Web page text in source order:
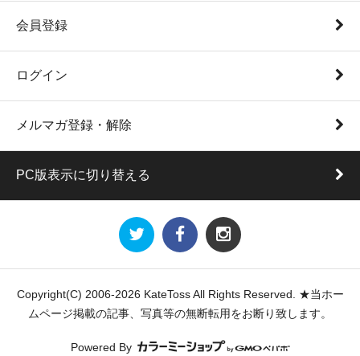
会員登録
ログイン
メルマガ登録・解除
PC版表示に切り替える
Copyright(C) 2006-2026 KateToss All Rights Reserved. ★当ホー
ムページ掲載の記事、写真等の無断転用をお断り致します。
Powered By